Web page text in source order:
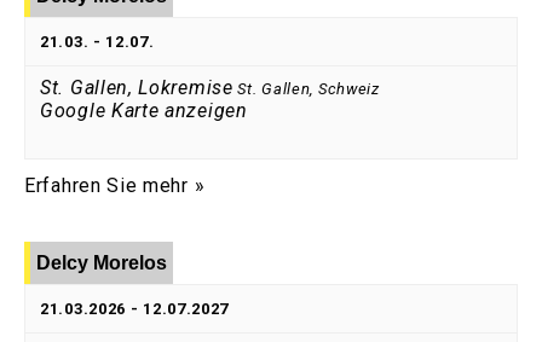
21.03. - 12.07.
St. Gallen, Lokremise St. Gallen, Schweiz
Google Karte anzeigen
Erfahren Sie mehr »
Delcy Morelos
21.03.2026 - 12.07.2027